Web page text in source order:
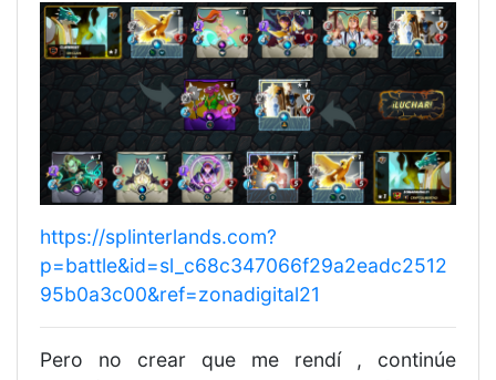
https://splinterlands.com?
p=battle&id=sl_c68c347066f29a2eadc2512
95b0a3c00&ref=zonadigital21
Pero no crear que me rendí , continúe